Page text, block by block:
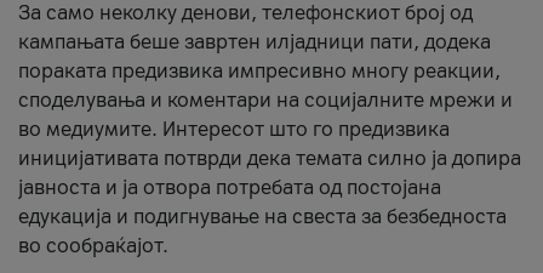
За само неколку денови, телефонскиот број од
кампањата беше завртен илјадници пати, додека
пораката предизвика импресивно многу реакции,
споделувања и коментари на социјалните мрежи и
во медиумите. Интересот што го предизвика
иницијативата потврди дека темата силно ја допира
јавноста и ја отвора потребата од постојана
едукација и подигнување на свеста за безбедноста
во сообраќајот.